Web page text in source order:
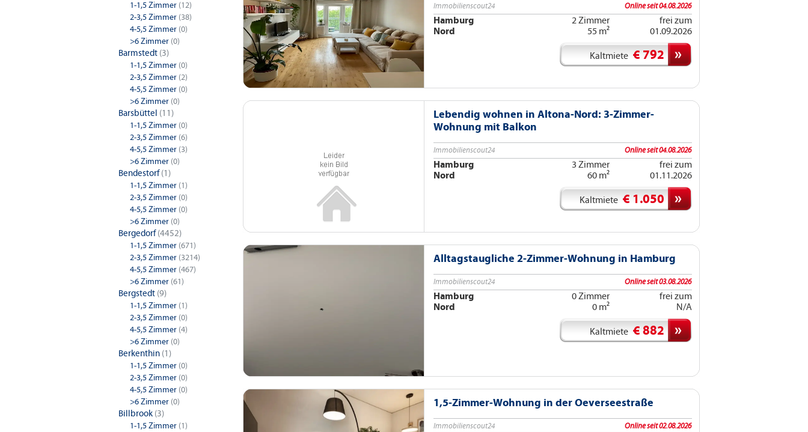
1-1,5 Zimmer (12)
2-3,5 Zimmer (38)
4-5,5 Zimmer (0)
>6 Zimmer (0)
Barmstedt (3)
1-1,5 Zimmer (0)
2-3,5 Zimmer (2)
4-5,5 Zimmer (0)
>6 Zimmer (0)
Barsbüttel (11)
1-1,5 Zimmer (0)
2-3,5 Zimmer (6)
4-5,5 Zimmer (3)
>6 Zimmer (0)
Bendestorf(1)
1-1,5 Zimmer (1)
2-3,5 Zimmer (0)
4-5,5 Zimmer (0)
>6 Zimmer (0)
Bergedorf(4452)
1-1,5 Zimmer (671)
2-3,5 Zimmer (3214)
4-5,5 Zimmer (467)
>6 Zimmer (61)
Bergstedt (9)
1-1,5 Zimmer (1)
2-3,5 Zimmer (0)
4-5,5 Zimmer (4)
>6 Zimmer (0)
Berkenthin (1)
1-1,5 Zimmer (0)
2-3,5 Zimmer (0)
4-5,5 Zimmer (0)
>6 Zimmer (0)
Billbrook (3)
1-1,5 Zimmer (1)
Immobilienscout24 Online seit 04.08.2026
Hamburg 2 Zimmer
frei zum
Nord
55 m² 01.09.2026
Kaltmiete € 792
Lebendig wohnen in Altona-Nord: 3-Zimmer-
Wohnung mit Balkon
Immobilienscout24 Online seit 04.08.2026
Hamburg 3 Zimmer
frei zum
Nord
60 m² 01.11.2026
Kaltmiete € 1.050
Alltagstaugliche 2-Zimmer-Wohnung in Hamburg
Immobilienscout24 Online seit 03.08.2026
Hamburg 0 Zimmer
frei zum
Nord
0 m² N/A
Kaltmiete € 882
1,5-Zimmer-Wohnung in der Oeverseestraße
Immobilienscout24 Online seit 02.08.2026